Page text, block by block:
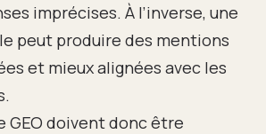
imprécises. À l’inverse, une
peut produire des mentions
et mieux alignées avec les
GEO doivent donc être